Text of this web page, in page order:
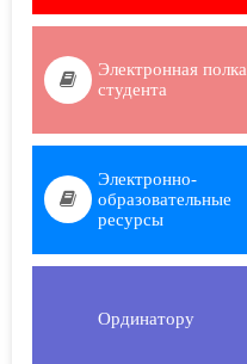
Электронная полка
студента
Электронно-
образовательные
ресурсы
Ординатору